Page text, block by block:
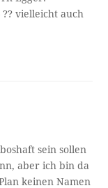
vielleicht auch
sein sollen
aber ich bin da
keinen Namen